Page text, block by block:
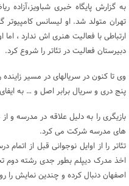
تهران متولد شد. او لیسانس کامپیوتر
ارتباطی با فعالیت هنری اش ندارد ،
دبیرستان فعالیت در تئاتر را شروع کرد.
وی تا کنون در سریالهای در مسیر
پنج دری و سریال برابر اصل و … به
بازیگری را به دلیل علاقه در مدرسه
های مدرسه شرکت می کرد.
تئاتر را از اوایل نوجوانی قبل از
اخذ مدرک دیپلم بطور جدی رشته دوم
اصفهان دنبال کرده و چندین نمایش